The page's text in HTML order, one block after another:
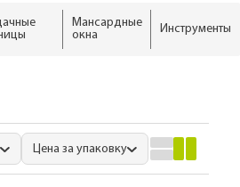
Мансардные
окна
Инструменты
Цена за упаковку